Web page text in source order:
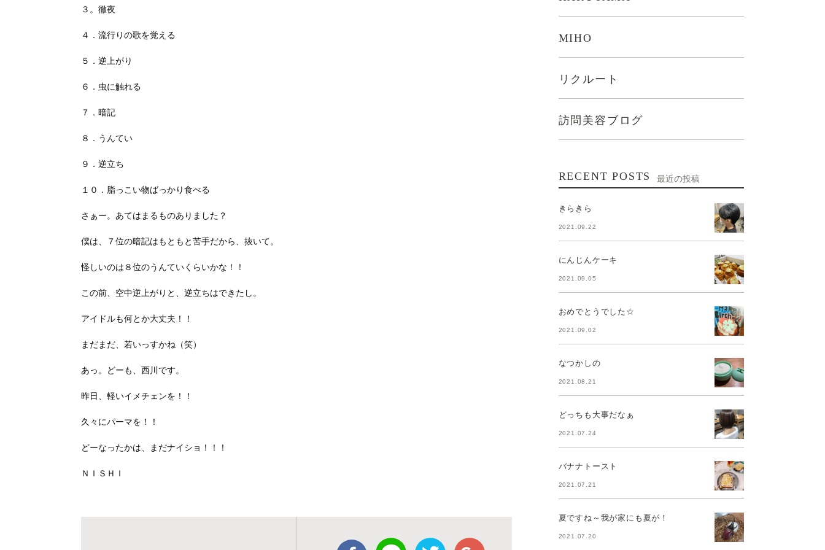
３。徹夜
４．流行りの歌を覚える
５．逆上がり
６．虫に触れる
７．暗記
８．うんてい
９．逆立ち
１０．脂っこい物ばっかり食べる
さぁー。あてはまるものありました？
僕は、７位の暗記はもともと苦手だから、抜いて。
怪しいのは８位のうんていくらいかな！！
この前、空中逆上がりと、逆立ちはできたし。
アイドルも何とか大丈夫！！
まだまだ、若いっすかね（笑）
あっ。どーも、西川です。
昨日、軽いイメチェンを！！
久々にパーマを！！
どーなったかは、まだナイショ！！！
ＮＩＳＨＩ
MIHO
リクルート
訪問美容ブログ
RECENT POSTS 最近の投稿
きらきら
2021.09.22
にんじんケーキ
2021.09.05
おめでとうでした☆
2021.09.02
なつかしの
2021.08.21
どっちも大事だなぁ
2021.07.24
バナナトースト
2021.07.21
夏ですね～我が家にも夏が！
2021.07.20